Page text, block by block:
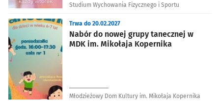
Studium Wychowania Fizycznego i Sportu
Nabór do nowej grupy tanecznej w
MDK im. Mikołaja Kopernika
Trwa do 20.02.2027
Młodzieżowy Dom Kultury im. Mikołaja Kopernika